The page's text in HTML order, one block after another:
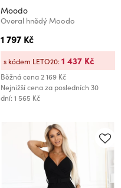
Moodo
Overal hnědý Moodo
1 797 Kč
Běžná cena2 169 Kč
Nejnižší cena za posledních 30
dní: 1 565 Kč
s kódem LETO20:1 437 Kč